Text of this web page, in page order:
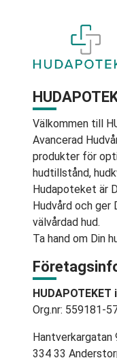
Välkommen till
Avancerad
produkter för
hudtillstånd,
Hudapoteket är
Hudvård och ger
välvårdad hud.
Ta hand om Din
Org.nr: 559181-
Hantverkargatan
334 33